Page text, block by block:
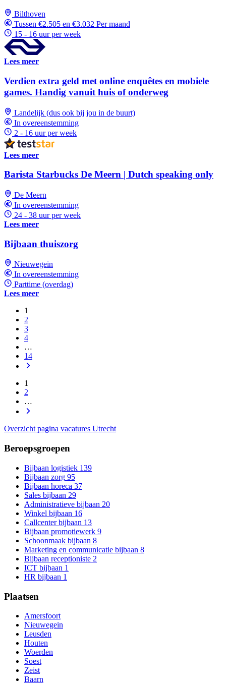
Bilthoven
Tussen €2.505 en €3.032 Per maand
15 - 16 uur per week
Lees meer
Verdien extra geld met online enquêtes en mobiele
games. Handig vanuit huis of onderweg
Landelijk (dus ook bij jou in de buurt)
In overeenstemming
2 - 16 uur per week
Lees meer
Barista Starbucks De Meern | Dutch speaking only
De Meern
In overeenstemming
24 - 38 uur per week
Lees meer
Bijbaan thuiszorg
Nieuwegein
In overeenstemming
Parttime (overdag)
Lees meer
1
2
3
4
…
14
1
2
…
Overzicht pagina vacatures Utrecht
Beroepsgroepen
Bijbaan logistiek 139
Bijbaan zorg 95
Bijbaan horeca 37
Sales bijbaan 29
Administratieve bijbaan 20
Winkel bijbaan 16
Callcenter bijbaan 13
Bijbaan promotiewerk 9
Schoonmaak bijbaan 8
Marketing en communicatie bijbaan 8
Bijbaan receptioniste 2
ICT bijbaan 1
HR bijbaan 1
Plaatsen
Amersfoort
Nieuwegein
Leusden
Houten
Woerden
Soest
Zeist
Baarn